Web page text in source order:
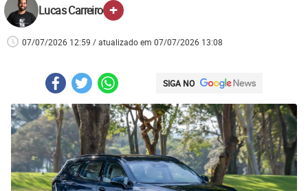
Lucas Carreiro +
07/07/2026 12:59 / atualizado em 07/07/2026 13:08
SIGA NO